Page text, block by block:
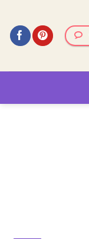
contenu